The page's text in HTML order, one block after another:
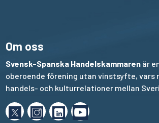
Om oss
Svensk-Spanska Handelskammaren är
oberoende förening utan vinstsyfte, vars
handels- och kulturrelationer mellan